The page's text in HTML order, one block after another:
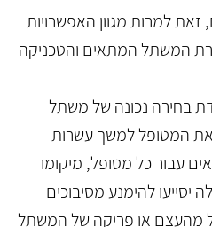
זאת למרות מגוון האפשרויות
המשתל המתאים והטכניקה
בחירה נכונה של משתל
את המטופל למשך עשרות
עבור כל מטופל, מיקומו
יסייעו להימנע מסיבוכים
מהעצם או פריקה של המשתל